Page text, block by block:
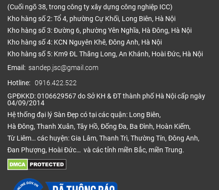
(Cuối ngõ 38, trong công ty xây dựng công nghiệp ICC)
Kho hàng số 2: Tổ 4, phường Cự Khối, Long Biên, Hà Nội
Kho hàng số 3: Đường 6, phường Yên Nghĩa, Hà Đông, Hà Nội
Kho hàng số 4: KCN Nguyên Khê, Đông Anh, Hà Nội
Kho hàng số 5: Km9 ĐL Thăng Long, An Khánh, Hoài Đức, Hà Nội
Email: sandep.jsc@gmail.com
Hotline: 0916.422.522
GPĐKKD: 0106629567 do Sở KH & ĐT thành phố Hà Nội cấp ngày
04/09/2014
Hệ thống đại lý Sàn Đẹp có tại các quận: Long Biên,
Hà Đông, Thanh Xuân, Tây Hồ, Đống Đa, Ba Đình, Hoàn Kiếm,
Từ Liêm… các huyện: Gia Lâm, Thanh Trì, Thường Tín, Đông Anh,
Đan Phượng, Hoài Đức… và các tỉnh miền Bắc, miền Trung.